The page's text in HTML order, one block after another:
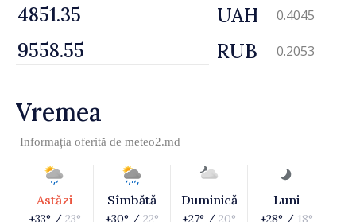
UAH 0.4045
RUB 0.2053
Vremea
Informația oferită de meteo2.md
Astăzi
+33° / 23°
Sîmbătă
+30° / 22°
Duminică
+27° / 20°
Luni
+28° / 18°